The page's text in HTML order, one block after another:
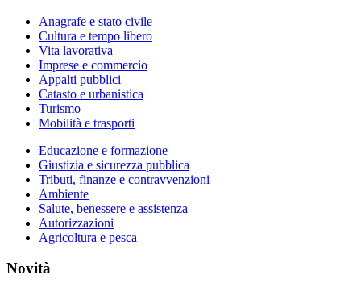
Anagrafe e stato civile
Cultura e tempo libero
Vita lavorativa
Imprese e commercio
Appalti pubblici
Catasto e urbanistica
Turismo
Mobilità e trasporti
Educazione e formazione
Giustizia e sicurezza pubblica
Tributi, finanze e contravvenzioni
Ambiente
Salute, benessere e assistenza
Autorizzazioni
Agricoltura e pesca
Novità